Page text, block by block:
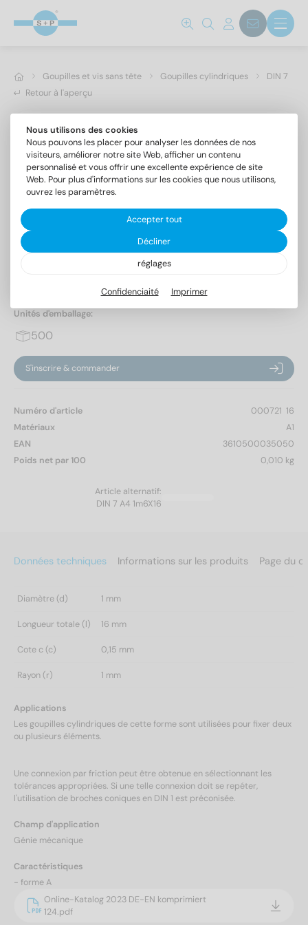
Goupilles et vis sans tête Goupilles cylindriques DIN 7
Retour à l'aperçu
Goupilles cylindriques forme A, tolérance m6
Unités d'emballage:
500
S'inscrire & commander
Numéro d'article
000721  16
Matériaux
A1
EAN
3610500035050
Poids net par 100
0,010 kg
Article alternatif:
DIN 7 A4 1m6X16
Données techniques Informations sur les produits Page du
Diamètre (d) 1 mm
Longueur totale (l) 16 mm
Cote c (c) 0,15 mm
Rayon (r) 1 mm
Applications
Les goupilles cylindriques de cette forme sont utilisées pour fixer deux
ou plusieurs éléments.
Une connexion par friction peut être obtenue en sélectionnant les
tolérances appropriées. Si une telle connexion doit se repéter,
l'utilisation de broches coniques en DIN 1 est préconisée.
Champ d'application
Génie mécanique
Caractéristiques
- forme A
Online-Katalog 2023 DE-EN komprimiert
124.pdf
Nous utilisons des cookies
Nous pouvons les placer pour analyser les données de nos
visiteurs, améliorer notre site Web, afficher un contenu
personnalisé et vous offrir une excellente expérience de site
Web. Pour plus d'informations sur les cookies que nous utilisons,
ouvrez les paramètres.
Accepter tout
Décliner
réglages
Confidenciaité Imprimer